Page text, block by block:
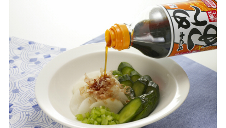
ヤマキ『めんつゆ』 ヤマキ 割烹白だし
主食レシピ
主菜レシピ
汁物レシピ
だしの取り方
かつお節の削り方
かつお節・だしをもっと知る
CM
キャンペーン一覧
企業・採用情報
企業情報
- 百年対話
お問い合わせ
ヤマキお客様相談室
オンラインショップ